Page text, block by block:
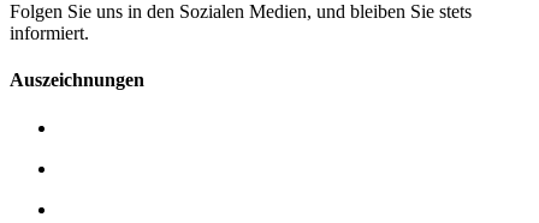
Folgen Sie uns in den Sozialen Medien, und bleiben Sie stets
informiert.
Auszeichnungen